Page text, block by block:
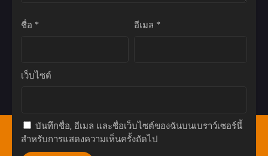
ตอนที่ 35
เมษายน 20, 2026
ตอนที่ 32
เมษายน 20, 2026
ชื่อ * อีเมล *
เว็บไซต์
บันทึกชื่อ, อีเมล และชื่อเว็บไซต์ของฉันบนเบราว์เซอร์นี้
สำหรับการแสดงความเห็นครั้งถัดไป
หน้าแรก Bookmark มังงะ(ญี่ปุ่น)
มังฮวา(เกาหลี)
มังฮัว(จีน)